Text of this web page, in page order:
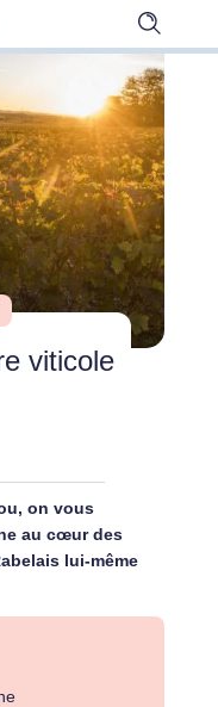
Ouvrir
la
barre
de
viticole
on vous
au cœur des
lui-même